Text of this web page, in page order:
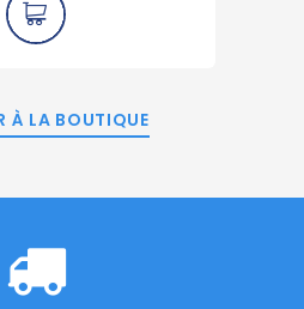
À LA BOUTIQUE